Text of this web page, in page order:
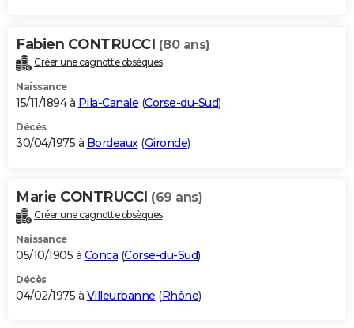
Fabien CONTRUCCI (80 ans)
Créer une cagnotte obsèques
Naissance
15/11/1894 à Pila-Canale (Corse-du-Sud)
Décès
30/04/1975 à Bordeaux(Gironde)
Marie CONTRUCCI (69 ans)
Créer une cagnotte obsèques
Naissance
05/10/1905 à Conca (Corse-du-Sud)
Décès
04/02/1975 à Villeurbanne (Rhône)